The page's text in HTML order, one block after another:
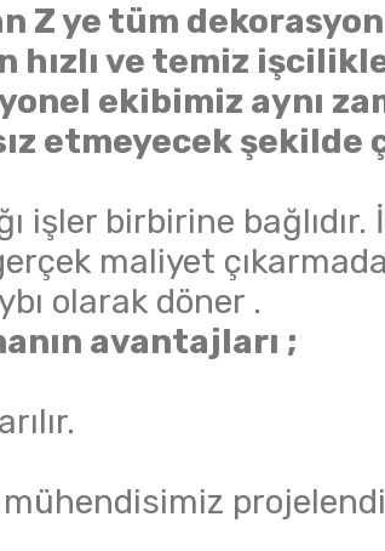
Z ye tüm
hızlı ve temiz
ekibimiz aynı
etmeyecek şekilde
işler birbirine bağlıdır.
maliyet
olarak döner .
avantajları ;
mühendisimiz